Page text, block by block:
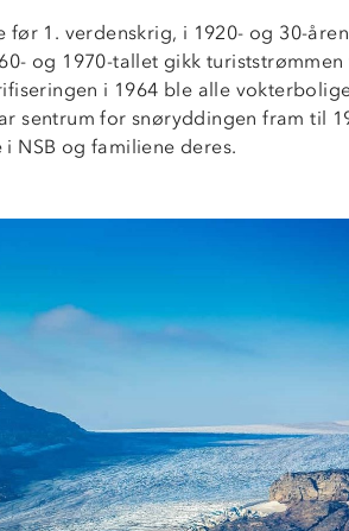
før 1. verdenskrig, i 1920- og 30-
og 1970-tallet gikk
i 1964 ble alle
sentrum for snøryddingen fram til
NSB og familiene deres.